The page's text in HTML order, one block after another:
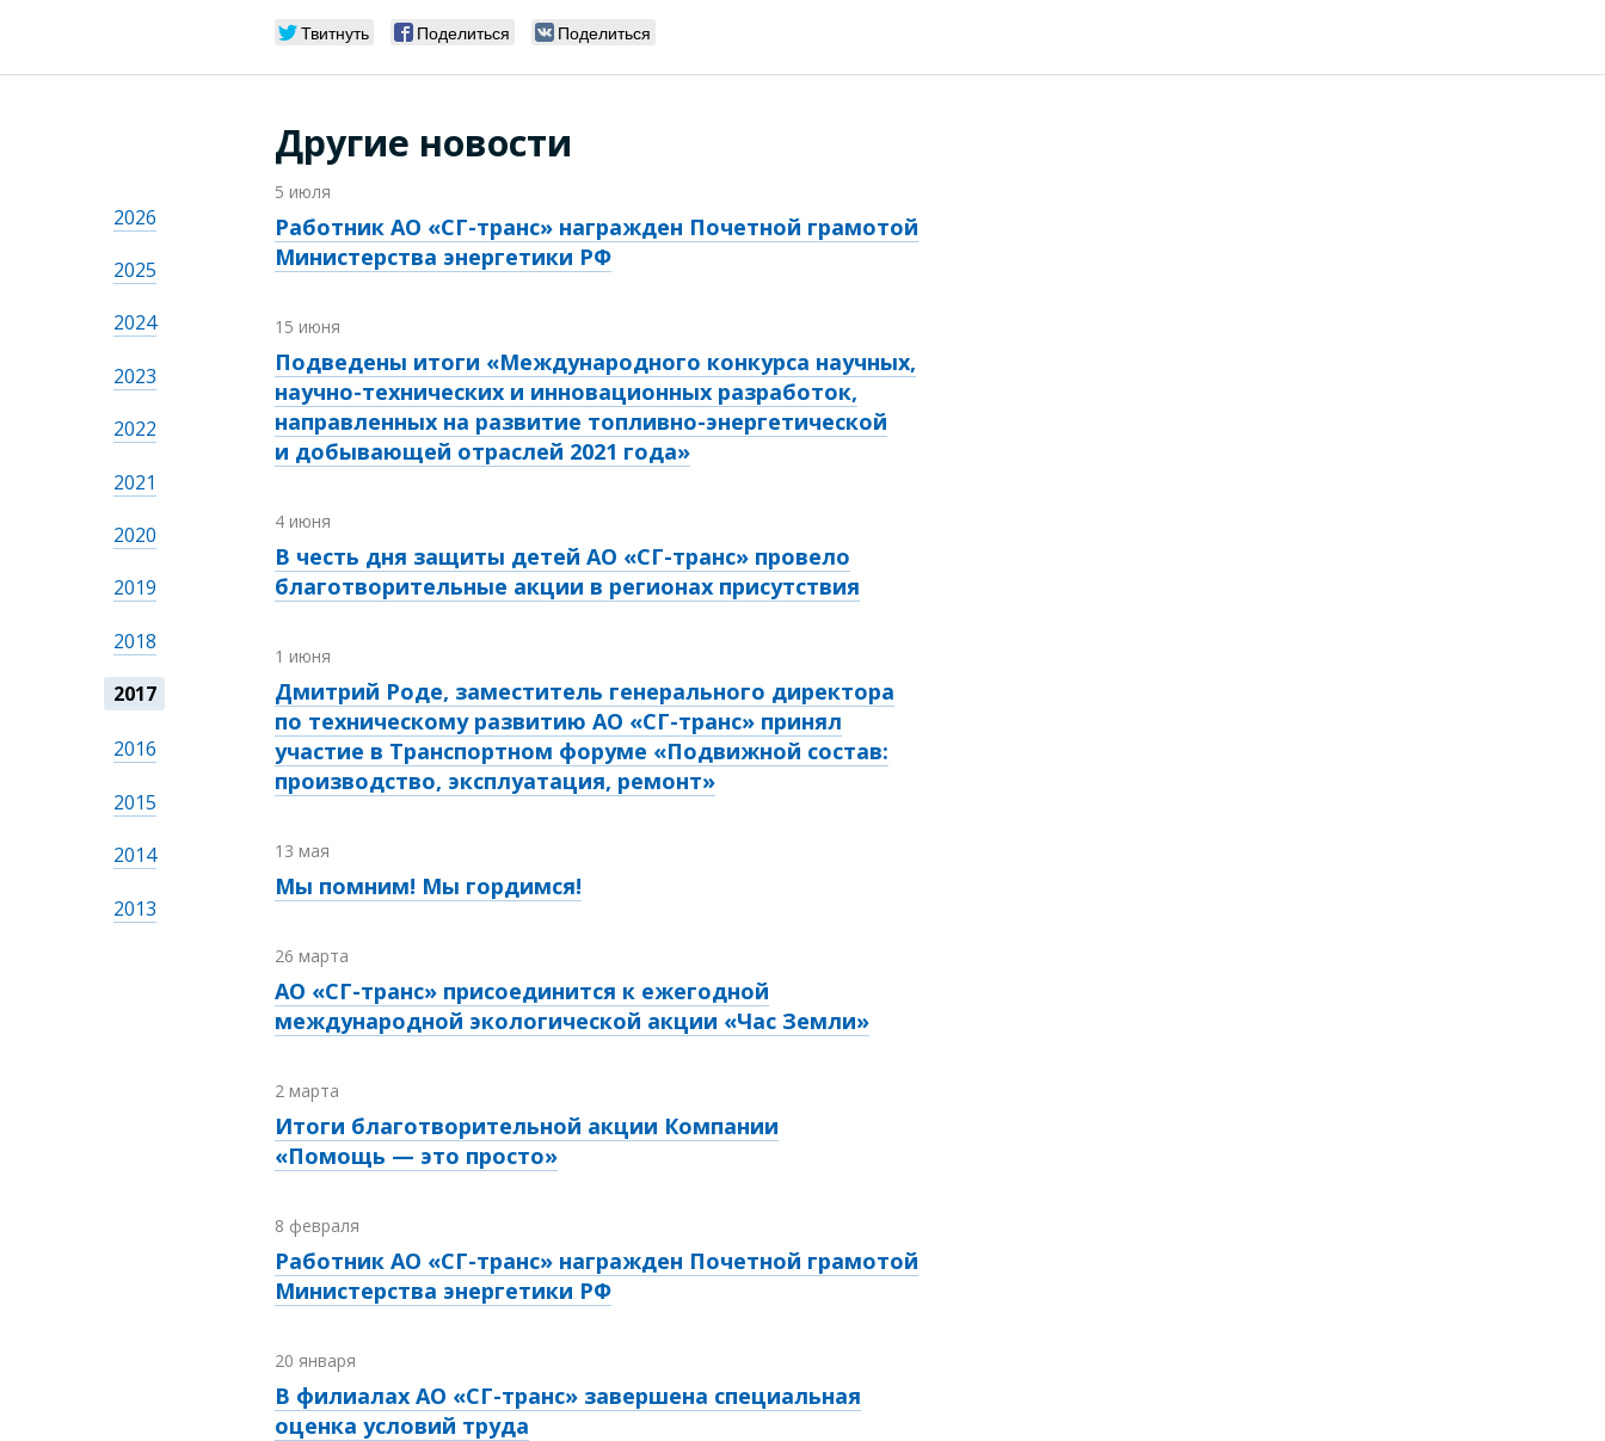
Твитнуть Поделиться Поделиться
Другие новости
2026
2025
2024
2023
2022
2021
2020
2019
2018
2017
2016
2015
2014
2013
5 июля
Работник АО «СГ-транс» награжден Почетной грамотой
Министерства энергетики РФ
15 июня
Подведены итоги «Международного конкурса научных,
научно-технических и инновационных разработок,
направленных на развитие топливно-энергетической
и добывающей отраслей 2021 года»
4 июня
В честь дня защиты детей АО «СГ-транс» провело
благотворительные акции в регионах присутствия
1 июня
Дмитрий Роде, заместитель генерального директора
по техническому развитию АО «СГ-транс» принял
участие в Транспортном форуме «Подвижной состав:
производство, эксплуатация, ремонт»
13 мая
Мы помним! Мы гордимся!
26 марта
АО «СГ-транс» присоединится к ежегодной
международной экологической акции «Час Земли»
2 марта
Итоги благотворительной акции Компании
«Помощь — это просто»
8 февраля
Работник АО «СГ-транс» награжден Почетной грамотой
Министерства энергетики РФ
20 января
В филиалах АО «СГ-транс» завершена специальная
оценка условий труда